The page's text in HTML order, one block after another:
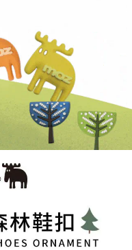
哥大進項蒐集、處理及利用，
認、核對及更正。
oppay.tw/userRule
帳頁面顯示為準，若有關於
，請聯繫「AFTEE先享後付
support/home
先享後付」服務完成之交
並將交易相關給付款項請求債
：
監護人之同意方可使用
之損失，本公司不負相關責
帳號之用戶狀況，依本公司即
之情形，本公司將視審查結果
用額度並採取法律行動。
不提供京站紙袋，取件時